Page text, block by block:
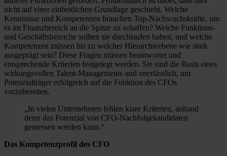
nicht auf einer einheitlichen Grundlage geschieht. Welche
Kenntnisse und Kompetenzen brauchen Top-Nachwuchskräfte, um
es im Finanzbereich an die Spitze zu schaffen? Welche Funktions-
und Geschäftsbereiche sollten sie durchlaufen haben, und welche
Kompetenzen müssen bis zu welcher Hierarchieebene wie stark
ausgeprägt sein? Diese Fragen müssen beantwortet und
entsprechende Kriterien festgelegt werden. Sie sind die Basis eines
wirkungsvollen Talent-Managements und unerlässlich, um
Potenzialträger erfolgreich auf die Funktion des CFOs
vorzubereiten.
„In vielen Unternehmen fehlen klare Kriterien, anhand
derer das Potenzial von CFO-Nachfolgekandidaten
gemessen werden kann.“
Das Kompetenzprofil des CFO